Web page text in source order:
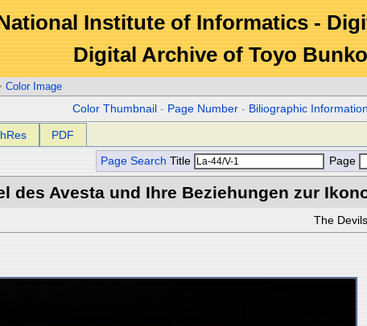
Institute of Informatics -
Digital Archive of Toyo
Color Image
Color Thumbnail - Page Number - Biliographic
PDF
Page Search Title Page
des Avesta und Ihre Beziehungen zur
The